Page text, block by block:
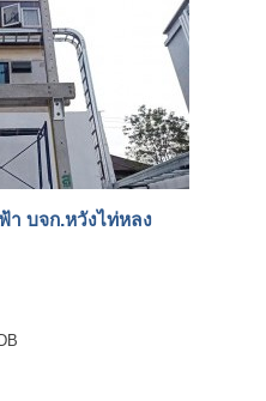
า บจก.หวังไท่หลง